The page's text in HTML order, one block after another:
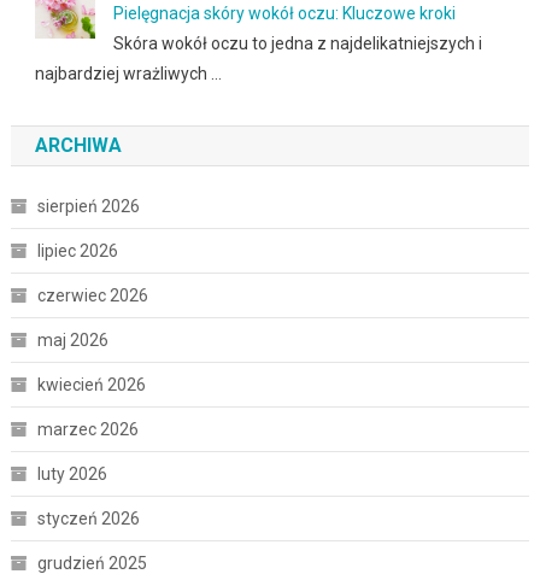
Pielęgnacja skóry wokół oczu: Kluczowe kroki
Skóra wokół oczu to jedna z najdelikatniejszych i
najbardziej wrażliwych …
ARCHIWA
sierpień 2026
lipiec 2026
czerwiec 2026
maj 2026
kwiecień 2026
marzec 2026
luty 2026
styczeń 2026
grudzień 2025